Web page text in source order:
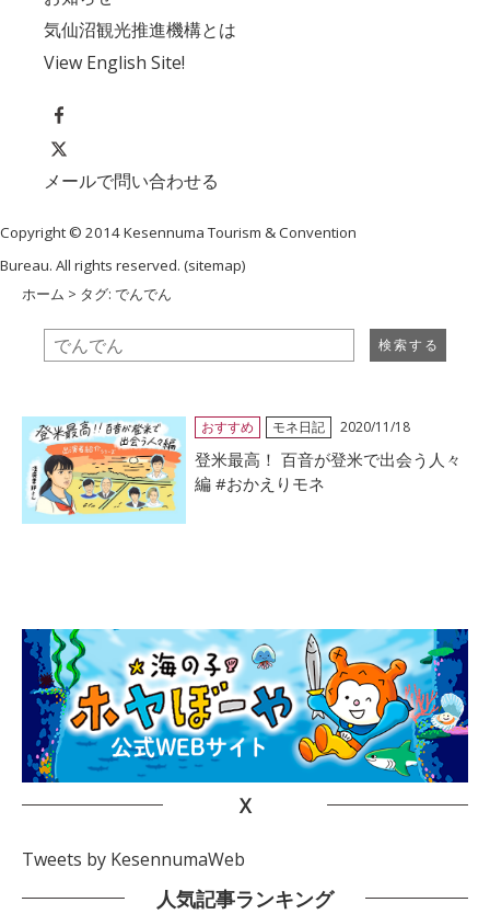
気仙沼観光推進機構とは
View English Site!
メールで問い合わせる
Copyright © 2014 Kesennuma Tourism & Convention
Bureau. All rights reserved. (sitemap)
ホーム > タグ: でんでん
おすすめ モネ日記 2020/11/18
登米最高！ 百音が登米で出会う人々
編 #おかえりモネ
X
Tweets by KesennumaWeb
人気記事ランキング